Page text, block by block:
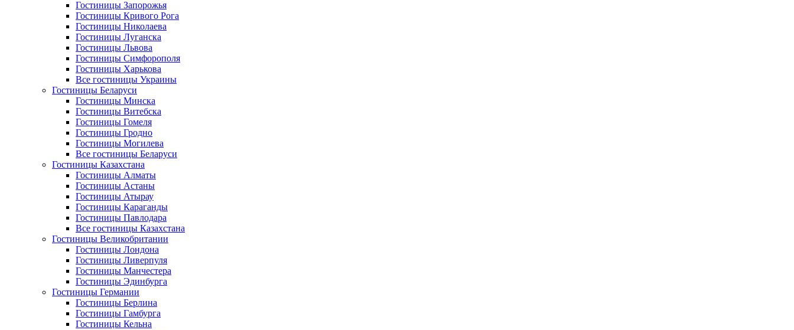
Гостиницы Запорожья
Гостиницы Кривого Рога
Гостиницы Николаева
Гостиницы Луганска
Гостиницы Львова
Гостиницы Симфорополя
Гостиницы Харькова
Все гостиницы Украины
Гостиницы Беларуси
Гостиницы Минска
Гостиницы Витебска
Гостиницы Гомеля
Гостиницы Гродно
Гостиницы Могилева
Все гостиницы Беларуси
Гостиницы Казахстана
Гостиницы Алматы
Гостиницы Астаны
Гостиницы Атырау
Гостиницы Караганды
Гостиницы Павлодара
Все гостиницы Казахстана
Гостиницы Великобритании
Гостиницы Лондона
Гостиницы Ливерпуля
Гостиницы Манчестера
Гостиницы Эдинбурга
Гостиницы Германии
Гостиницы Берлина
Гостиницы Гамбурга
Гостиницы Кельна